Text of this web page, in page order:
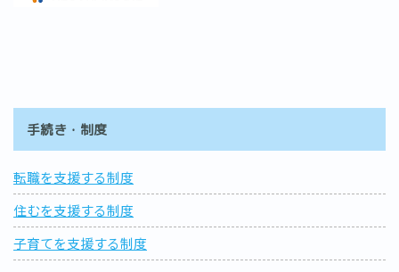
手続き・制度
転職を支援する制度
住むを支援する制度
子育てを支援する制度